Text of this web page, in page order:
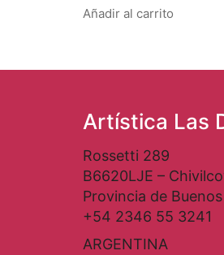
Añadir al carrito
Artística Las
Rossetti 289
B6620LJE –
Provincia de
+54 2346 55 3241
ARGENTINA